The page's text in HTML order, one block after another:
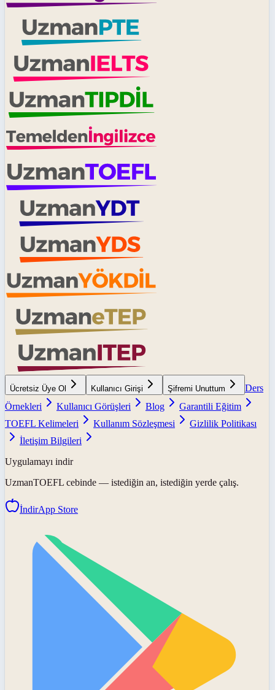
Ücretsiz Üye Ol Kullanıcı Girişi Şifremi Unuttum
Ders
Örnekleri
Kullanıcı Görüşleri Blog
Garantili Eğitim
TOEFL Kelimeleri
Kullanım Sözleşmesi
Gizlilik Politikası
İletişim Bilgileri
Uygulamayı indir
UzmanTOEFL cebinde — istediğin an, istediğin yerde çalış.
İndirApp Store